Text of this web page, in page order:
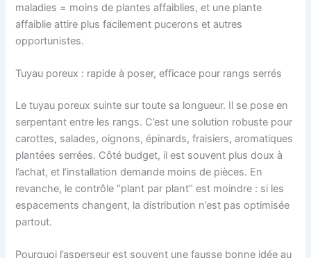
maladies = moins de plantes affaiblies, et une plante
affaiblie attire plus facilement pucerons et autres
opportunistes.
Tuyau poreux : rapide à poser, efficace pour rangs serrés
Le tuyau poreux suinte sur toute sa longueur. Il se pose en
serpentant entre les rangs. C’est une solution robuste pour
carottes, salades, oignons, épinards, fraisiers, aromatiques
plantées serrées. Côté budget, il est souvent plus doux à
l’achat, et l’installation demande moins de pièces. En
revanche, le contrôle “plant par plant” est moindre : si les
espacements changent, la distribution n’est pas optimisée
partout.
Pourquoi l’asperseur est souvent une fausse bonne idée au